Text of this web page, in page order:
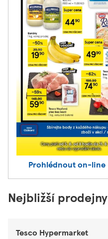
Prohlédnout on-line
Nejbližší prodejny
Tesco Hypermarket